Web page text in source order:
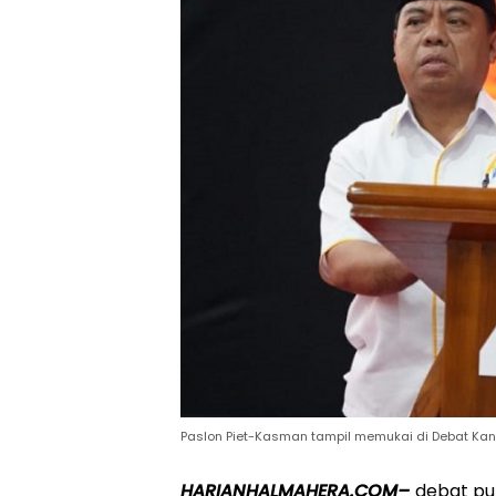
Paslon Piet-Kasman tampil memukai di Debat
HARIANHALMAHERA.COM– debat